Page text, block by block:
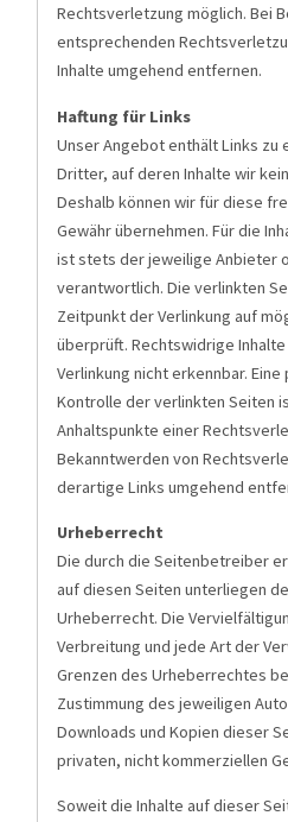
Rechtsverletzung möglich. Bei
entsprechenden
Inhalte umgehend entfernen.
Haftung für Links
Unser Angebot enthält Links zu
Dritter, auf deren Inhalte wir
Deshalb können wir für diese
Gewähr übernehmen. Für die
ist stets der jeweilige Anbieter
verantwortlich. Die verlinkten
Zeitpunkt der Verlinkung auf
überprüft. Rechtswidrige
Verlinkung nicht erkennbar.
Kontrolle der verlinkten Seiten
Anhaltspunkte einer
Bekanntwerden von
derartige Links umgehend
Urheberrecht
Die durch die Seitenbetreiber
auf diesen Seiten unterliegen
Urheberrecht. Die
Verbreitung und jede Art der
Grenzen des Urheberrechtes
Zustimmung des jeweiligen
Downloads und Kopien dieser
privaten, nicht kommerziellen
Soweit die Inhalte auf dieser